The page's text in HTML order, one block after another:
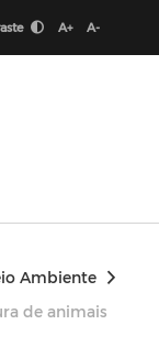
A+ A-
Ambiente
de animais